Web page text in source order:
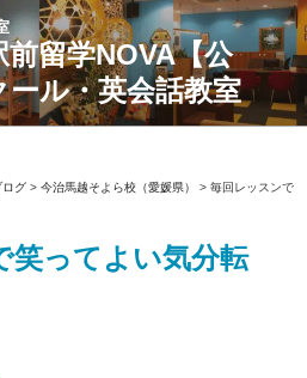
留学NOVA【公
ル・英会話教室
ログ > 今治馬越そよら校（愛媛県） > 毎回レッスンで
笑ってよい気分転